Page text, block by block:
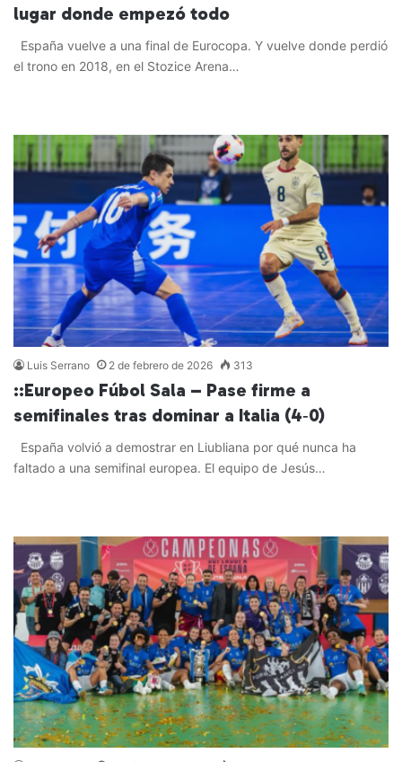
lugar donde empezó todo
España vuelve a una final de Eurocopa. Y vuelve donde perdió
el trono en 2018, en el Stozice Arena…
Luis Serrano 2 de febrero de 2026 313
::Europeo Fúbol Sala – Pase firme a
semifinales tras dominar a Italia (4‑0)
España volvió a demostrar en Liubliana por qué nunca ha
faltado a una semifinal europea. El equipo de Jesús…